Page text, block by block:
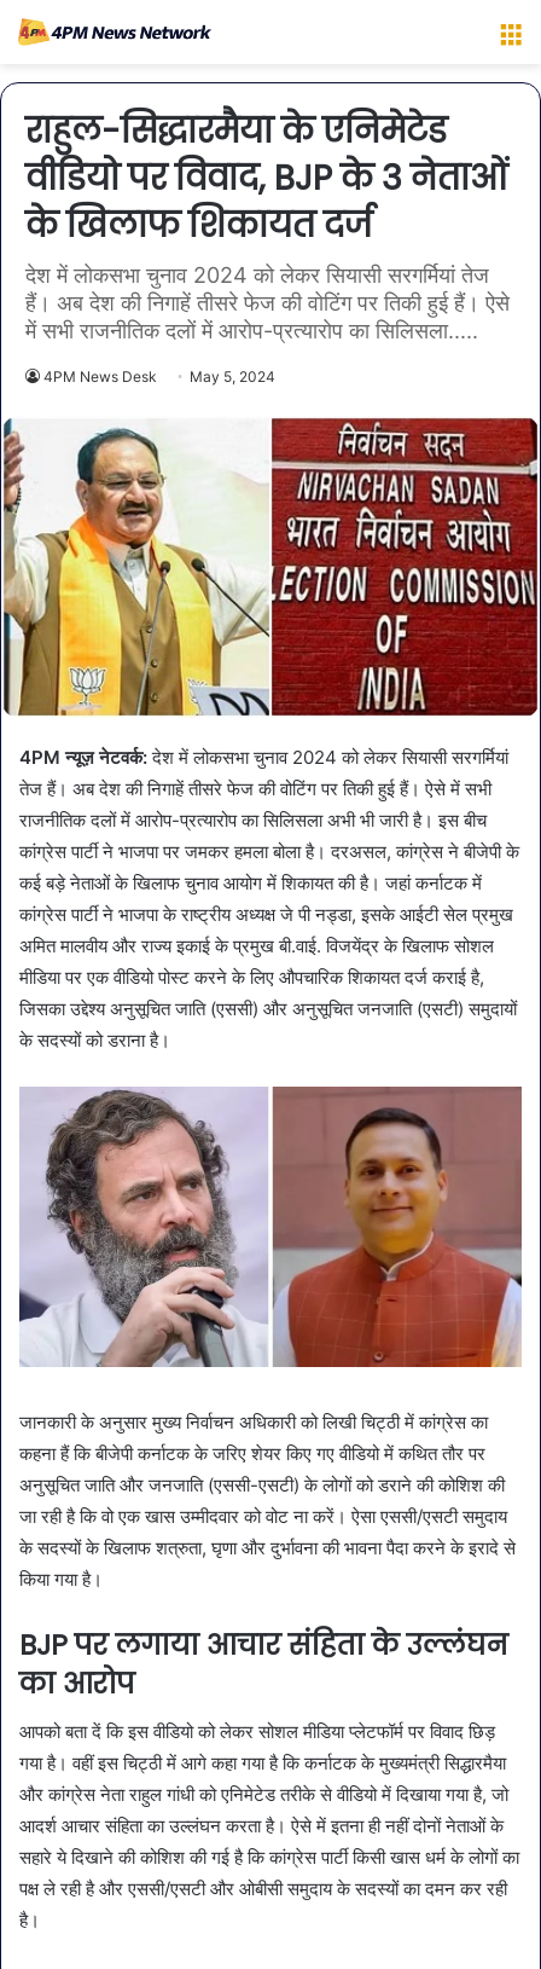
राहुल-सिद्धारमैया के एनिमेटेड
वीडियो पर विवाद, BJP के 3 नेताओं
के खिलाफ शिकायत दर्ज
देश में लोकसभा चुनाव 2024 को लेकर सियासी सरगर्मियां तेज
हैं। अब देश की निगाहें तीसरे फेज की वोटिंग पर तिकी हुई हैं। ऐसे
में सभी राजनीतिक दलों में आरोप-प्रत्यारोप का सिलिसला.....
4PM News Desk May 5, 2024
4PM न्यूज़ नेटवर्क:देश में लोकसभा चुनाव 2024 को लेकर सियासी सरगर्मियां
तेज हैं। अब देश की निगाहें तीसरे फेज की वोटिंग पर तिकी हुई हैं। ऐसे में सभी
राजनीतिक दलों में आरोप-प्रत्यारोप का सिलिसला अभी भी जारी है। इस बीच
कांग्रेस पार्टी ने भाजपा पर जमकर हमला बोला है। दरअसल, कांग्रेस ने बीजेपी के
कई बड़े नेताओं के खिलाफ चुनाव आयोग में शिकायत की है। जहां कर्नाटक में
कांग्रेस पार्टी ने भाजपा के राष्ट्रीय अध्यक्ष जे पी नड्डा, इसके आईटी सेल प्रमुख
अमित मालवीय और राज्य इकाई के प्रमुख बी.वाई. विजयेंद्र के खिलाफ सोशल
मीडिया पर एक वीडियो पोस्ट करने के लिए औपचारिक शिकायत दर्ज कराई है,
जिसका उद्देश्य अनुसूचित जाति (एससी) और अनुसूचित जनजाति (एसटी) समुदायों
के सदस्यों को डराना है।
जानकारी के अनुसार मुख्य निर्वाचन अधिकारी को लिखी चिट्ठी में कांग्रेस का
कहना हैं कि बीजेपी कर्नाटक के जरिए शेयर किए गए वीडियो में कथित तौर पर
अनुसूचित जाति और जनजाति (एससी-एसटी) के लोगों को डराने की कोशिश की
जा रही है कि वो एक खास उम्मीदवार को वोट ना करें। ऐसा एससी/एसटी समुदाय
के सदस्यों के खिलाफ शत्रुता, घृणा और दुर्भावना की भावना पैदा करने के इरादे से
किया गया है।
BJP पर लगाया आचार संहिता के उल्लंघन
का आरोप
आपको बता दें कि इस वीडियो को लेकर सोशल मीडिया प्लेटफॉर्म पर विवाद छिड़
गया है। वहीं इस चिट्ठी में आगे कहा गया है कि कर्नाटक के मुख्यमंत्री सिद्धारमैया
और कांग्रेस नेता राहुल गांधी को एनिमेटेड तरीके से वीडियो में दिखाया गया है, जो
आदर्श आचार संहिता का उल्लंघन करता है। ऐसे में इतना ही नहीं दोनों नेताओं के
सहारे ये दिखाने की कोशिश की गई है कि कांग्रेस पार्टी किसी खास धर्म के लोगों का
पक्ष ले रही है और एससी/एसटी और ओबीसी समुदाय के सदस्यों का दमन कर रही
है।